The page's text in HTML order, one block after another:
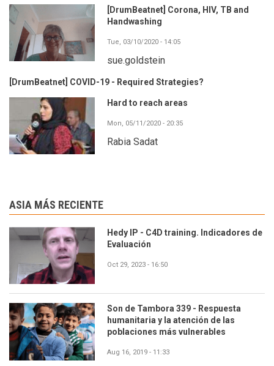
[DrumBeatnet] Corona, HIV, TB and
Handwashing
Tue, 03/10/2020 - 14:05
sue.goldstein
[DrumBeatnet] COVID-19 - Required Strategies?
Hard to reach areas
Mon, 05/11/2020 - 20:35
Rabia Sadat
ASIA MÁS RECIENTE
Hedy IP - C4D training. Indicadores de
Evaluación
Oct 29, 2023 - 16:50
Son de Tambora 339 - Respuesta
humanitaria y la atención de las
poblaciones más vulnerables
Aug 16, 2019 - 11:33